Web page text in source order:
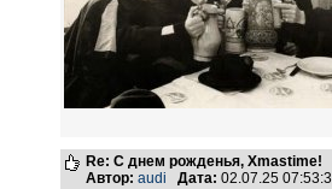
Re: С днем рожденья, Xmastime!
Автор: audi Дата: 02.07.25